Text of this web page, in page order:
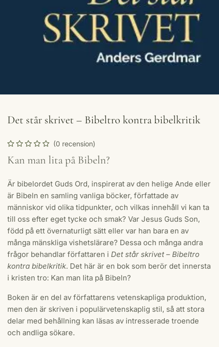
Det står skrivet – Bibeltro kontra bibelkritik
(0 recension)
Kan man lita på Bibeln?
Är bibelordet Guds Ord, inspirerat av den helige Ande eller
är Bibeln en samling vanliga böcker, författade av
människor vid olika tidpunkter, och vilkas innehåll vi kan ta
till oss efter eget tycke och smak? Var Jesus Guds Son,
född på ett övernaturligt sätt eller var han bara en av
många mänskliga vishetslärare? Dessa och många andra
frågor behandlar författaren i Det står skrivet – Bibeltro
kontra bibelkritik. Det här är en bok som berör det innersta
i kristen tro: Kan man lita på Bibeln?
Boken är en del av författarens vetenskapliga produktion,
men den är skriven i populärvetenskaplig stil, så att stora
delar med behållning kan läsas av intresserade troende
och andliga sökare.